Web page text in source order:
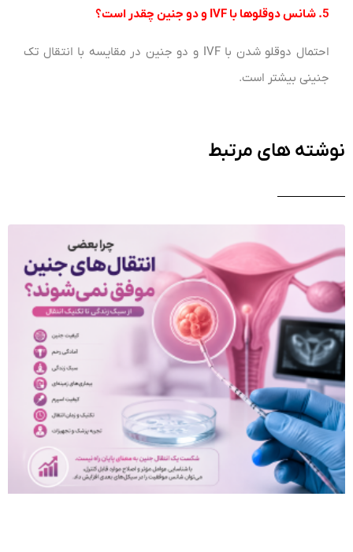
5. شانس دوقلوها با IVF و دو جنین چقدر است؟
احتمال دوقلو شدن با IVF و دو جنین در مقایسه با انتقال تک
جنینی بیشتر است.
نوشته های مرتبط